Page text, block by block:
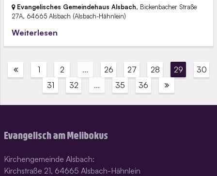
Evangelisches Gemeindehaus Alsbach, Bickenbacher Straße
27A, 64665 Alsbach (Alsbach-Hähnlein)
Weiterlesen
1 2 ... 26 27 28 29
30
31
32 ... 35 36
Evangelisch am Melibokus
Kirchengemeinde Alsbach:
Kirchstraße 21, 64665 Alsbach-Hähnlein